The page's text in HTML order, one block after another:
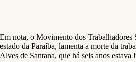
Em nota, o Movimento dos Trabalhadores
estado da Paraíba, lamenta a morte da
Alves de Santana, que há seis anos